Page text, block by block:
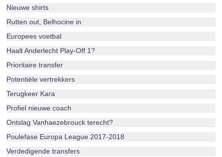
Nieuwe shirts
Rutten out, Belhocine in
Europees voetbal
Haalt Anderlecht Play-Off 1?
Prioritaire transfer
Potentiële vertrekkers
Terugkeer Kara
Profiel nieuwe coach
Ontslag Vanhaezebrouck terecht?
Poulefase Europa League 2017-2018
Verdedigende transfers